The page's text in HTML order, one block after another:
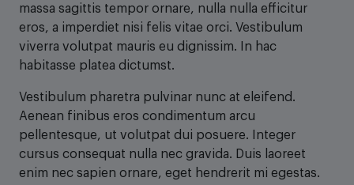
massa sagittis tempor ornare, nulla nulla efficitur
eros, a imperdiet nisi felis vitae orci. Vestibulum
viverra volutpat mauris eu dignissim. In hac
habitasse platea dictumst.
Vestibulum pharetra pulvinar nunc at eleifend.
Aenean finibus eros condimentum arcu
pellentesque, ut volutpat dui posuere. Integer
cursus consequat nulla nec gravida. Duis laoreet
enim nec sapien ornare, eget hendrerit mi egestas.